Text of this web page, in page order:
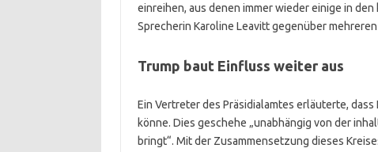
einreihen, aus denen immer wieder einige in
Sprecherin Karoline Leavitt gegenüber
Trump baut Einfluss weiter aus
Ein Vertreter des Präsidialamtes erläuterte,
könne. Dies geschehe „unabhängig von der
bringt“. Mit der Zusammensetzung dieses